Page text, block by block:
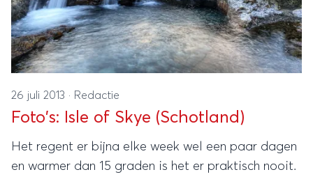
26 juli 2013 · Redactie
Foto's: Isle of Skye (Schotland)
Het regent er bijna elke week wel een paar dagen
en warmer dan 15 graden is het er praktisch nooit.